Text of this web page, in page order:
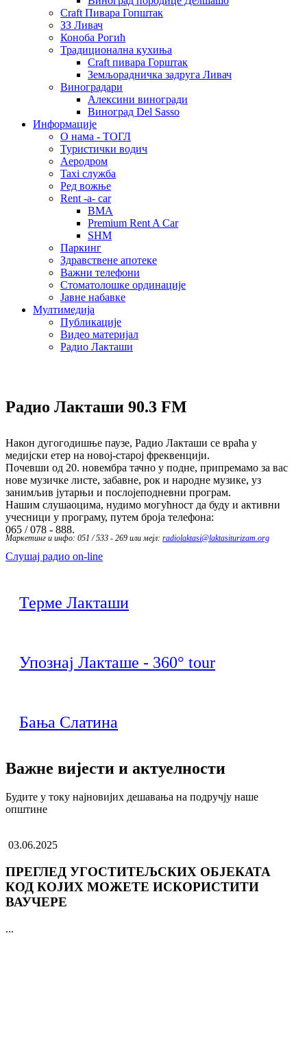
Craft Пивара Гопштак
ЗЗ Ливач
Коноба Рогић
Традиционална кухиња
Craft пивара Горштак
Земљорадничка задруга Ливач
Виноградари
Алексини виногради
Виноград Del Sasso
Информације
О нама - ТОГЛ
Туристички водич
Аеродром
Taxi служба
Ред вожње
Rent -a- car
BMA
Premium Rent A Car
SHM
Паркинг
Здравствене апотеке
Важни телефони
Стоматолошке ординације
Јавне набавке
Мултимедија
Публикације
Видео материјал
Радио Лакташи
Радио Лакташи 90.3 FM
Након дугогодишње паузе, Радио Лакташи се враћа у
медијски етер на новој-старој фреквенцији.
Почевши од 20. новембра тачно у подне, припремамо за вас
нове музичке листе, забавне, рок и народне музике, уз
занимљив јутарњи и послојеподневни програм.
Нашим слушаоцима, нудимо могућност да буду и активни
учесници у програму, путем броја телефона:
065 / 078 - 888.
Маркетинг и инфо: 051 / 533 - 269 или мејл: radiolaktasi@laktasiturizam.org
Слушај радио on-line
Терме Лакташи
Упознај Лакташе - 360° tour
Бања Слатина
Важне вијести и актуелности
Будите у току најновијих дешавања на подручју наше
општине
03.06.2025
ПРЕГЛЕД УГОСТИТЕЉСКИХ ОБЈЕКАТА
КОД КОЈИХ МОЖЕТЕ ИСКОРИСТИТИ
ВАУЧЕРЕ
...